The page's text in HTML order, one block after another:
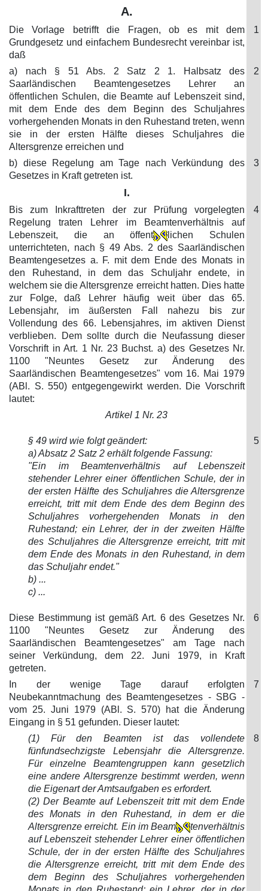
A.
Die Vorlage betrifft die Fragen, ob es mit dem
Grundgesetz und einfachem Bundesrecht vereinbar ist,
daß
1
a) nach § 51 Abs. 2 Satz 2 1. Halbsatz des
Saarländischen Beamtengesetzes Lehrer an
öffentlichen Schulen, die Beamte auf Lebenszeit sind,
mit dem Ende des dem Beginn des Schuljahres
vorhergehenden Monats in den Ruhestand treten, wenn
sie in der ersten Hälfte dieses Schuljahres die
Altersgrenze erreichen und
2
b) diese Regelung am Tage nach Verkündung des
Gesetzes in Kraft getreten ist.
3
I.
Bis zum Inkrafttreten der zur Prüfung vorgelegten
Regelung traten Lehrer im Beamtenverhältnis auf
Lebenszeit, die an öffent
lichen Schulen
unterrichteten, nach § 49 Abs. 2 des Saarländischen
Beamtengesetzes a. F. mit dem Ende des Monats in
den Ruhestand, in dem das Schuljahr endete, in
welchem sie die Altersgrenze erreicht hatten. Dies hatte
zur Folge, daß Lehrer häufig weit über das 65.
Lebensjahr, im äußersten Fall nahezu bis zur
Vollendung des 66. Lebensjahres, im aktiven Dienst
verblieben. Dem sollte durch die Neufassung dieser
Vorschrift in Art. 1 Nr. 23 Buchst. a) des Gesetzes Nr.
1100 "Neuntes Gesetz zur Änderung des
Saarländischen Beamtengesetzes" vom 16. Mai 1979
(ABl. S. 550) entgegengewirkt werden. Die Vorschrift
lautet:
4
Artikel 1 Nr. 23
§ 49 wird wie folgt geändert:
a) Absatz 2 Satz 2 erhält folgende Fassung:
"Ein im Beamtenverhältnis auf Lebenszeit
stehender Lehrer einer öffentlichen Schule, der in
der ersten Hälfte des Schuljahres die Altersgrenze
erreicht, tritt mit dem Ende des dem Beginn des
Schuljahres vorhergehenden Monats in den
Ruhestand; ein Lehrer, der in der zweiten Hälfte
des Schuljahres die Altersgrenze erreicht, tritt mit
dem Ende des Monats in den Ruhestand, in dem
das Schuljahr endet."
b) ...
c) ...
5
Diese Bestimmung ist gemäß Art. 6 des Gesetzes Nr.
1100 "Neuntes Gesetz zur Änderung des
Saarländischen Beamtengesetzes" am Tage nach
seiner Verkündung, dem 22. Juni 1979, in Kraft
getreten.
6
In der wenige Tage darauf erfolgten
Neubekanntmachung des Beamtengesetzes - SBG -
vom 25. Juni 1979 (ABl. S. 570) hat die Änderung
Eingang in § 51 gefunden. Dieser lautet:
7
(1) Für den Beamten ist das vollendete
fünfundsechzigste Lebensjahr die Altersgrenze.
Für einzelne Beamtengruppen kann gesetzlich
eine andere Altersgrenze bestimmt werden, wenn
die Eigenart der Amtsaufgaben es erfordert.
(2) Der Beamte auf Lebenszeit tritt mit dem Ende
des Monats in den Ruhestand, in dem er die
Altersgrenze erreicht. Ein im Beam
tenverhältnis
auf Lebenszeit stehender Lehrer einer öffentlichen
Schule, der in der ersten Hälfte des Schuljahres
die Altersgrenze erreicht, tritt mit dem Ende des
dem Beginn des Schuljahres vorhergehenden
8